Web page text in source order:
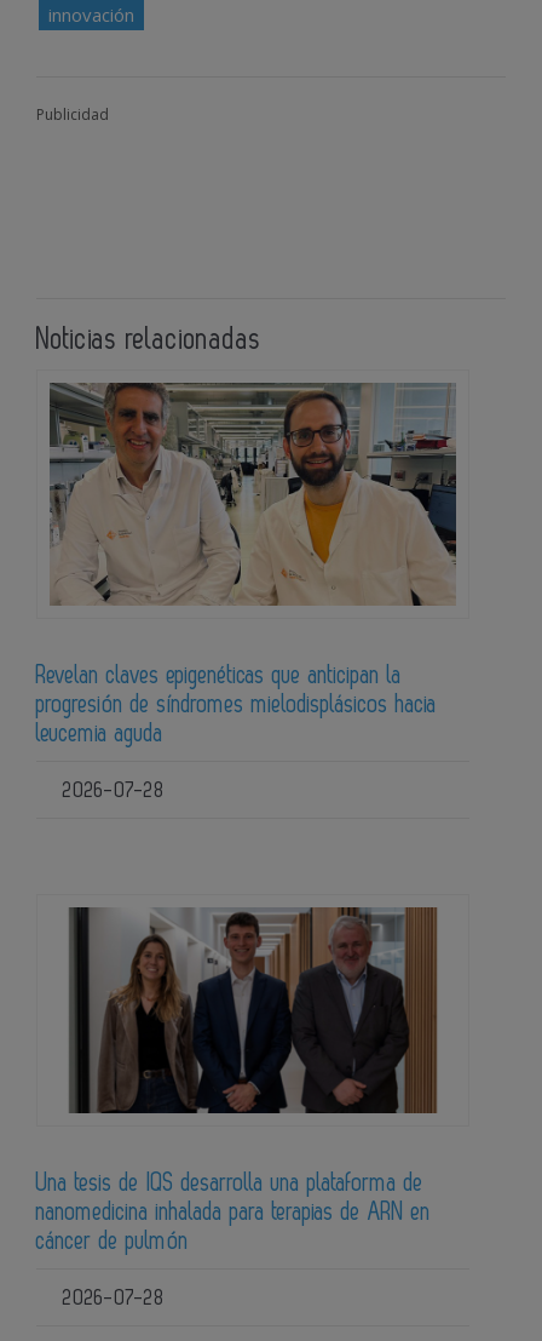
innovación
Publicidad
Noticias relacionadas
Revelan claves epigenéticas que anticipan la
progresión de síndromes mielodisplásicos hacia
leucemia aguda
2026-07-28
Una tesis de IQS desarrolla una plataforma de
nanomedicina inhalada para terapias de ARN en
cáncer de pulmón
2026-07-28